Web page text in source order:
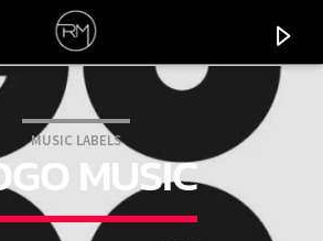
MUSIC LABELS
MUSIC